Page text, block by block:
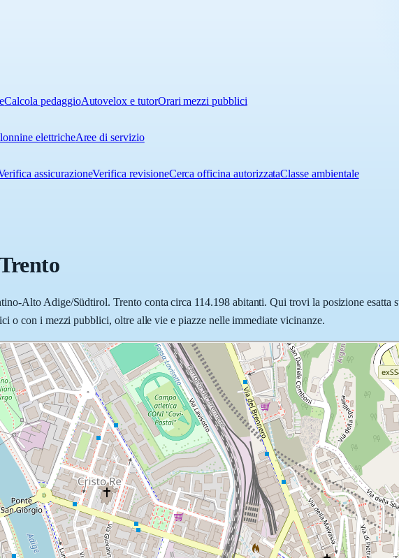
Calcola pedaggioAutovelox e tutorOrari mezzi pubblici
elettricheAree di servizio
assicurazioneVerifica revisioneCerca officina autorizzataClasse ambientale
Alto Adige/Südtirol. Trento conta circa 114.198 abitanti. Qui trovi la posizione esatta
o con i mezzi pubblici, oltre alle vie e piazze nelle immediate vicinanze.